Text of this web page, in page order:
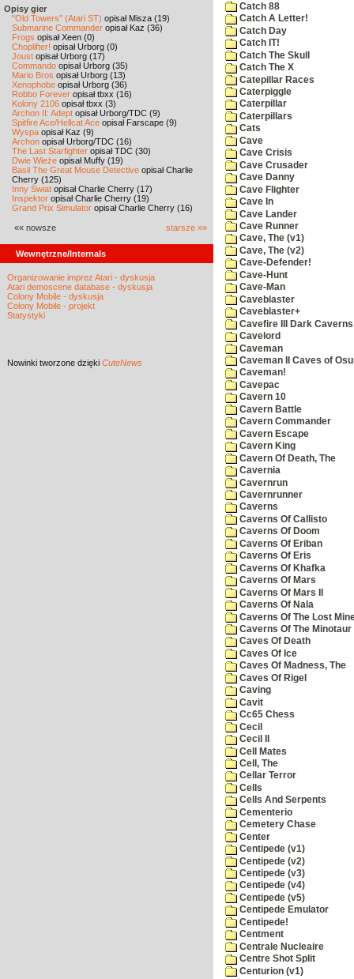
Opisy gier
"Old Towers" (Atari ST) opisał Misza (19)
Submarine Commander opisał Kaz (36)
Frogs opisał Xeen (0)
Choplifter! opisał Urborg (0)
Joust opisał Urborg (17)
Commando opisał Urborg (35)
Mario Bros opisał Urborg (13)
Xenophobe opisał Urborg (36)
Robbo Forever opisał tbxx (16)
Kolony 2106 opisał tbxx (3)
Archon II: Adept opisał Urborg/TDC (9)
Spitfire Ace/Hellcat Ace opisał Farscape (9)
Wyspa opisał Kaz (9)
Archon opisał Urborg/TDC (16)
The Last Starfighter opisał TDC (30)
Dwie Wieże opisał Muffy (19)
Basil The Great Mouse Detective opisał Charlie
Cherry (125)
Inny Świat opisał Charlie Cherry (17)
Inspektor opisał Charlie Cherry (19)
Grand Prix Simulator opisał Charlie Cherry (16)
«« nowsze starsze »»
Wewnętrzne/Internals
Organizowanie imprez Atari - dyskusja
Atari demoscene database - dyskusja
Colony Mobile - dyskusja
Colony Mobile - projekt
Statystyki
Nowinki tworzone dzięki CuteNews
Catch 88
Catch A Letter!
Catch Day
Catch IT!
Catch The Skull
Catch The X
Catepillar Races
Caterpiggle
Caterpillar
Caterpillars
Cats
Cave
Cave Crisis
Cave Crusader
Cave Danny
Cave Flighter
Cave In
Cave Lander
Cave Runner
Cave, The (v1)
Cave, The (v2)
Cave-Defender!
Cave-Hunt
Cave-Man
Caveblaster
Caveblaster+
Cavefire III Dark Caverns
Cavelord
Caveman
Caveman II Caves of
Caveman!
Cavepac
Cavern 10
Cavern Battle
Cavern Commander
Cavern Escape
Cavern King
Cavern Of Death, The
Cavernia
Cavernrun
Cavernrunner
Caverns
Caverns Of Callisto
Caverns Of Doom
Caverns Of Eriban
Caverns Of Eris
Caverns Of Khafka
Caverns Of Mars
Caverns Of Mars II
Caverns Of Nala
Caverns Of The Lost
Caverns Of The Minotaur
Caves Of Death
Caves Of Ice
Caves Of Madness, The
Caves Of Rigel
Caving
Cavit
Cc65 Chess
Cecil
Cecil II
Cell Mates
Cell, The
Cellar Terror
Cells
Cells And Serpents
Cementerio
Cemetery Chase
Center
Centipede (v1)
Centipede (v2)
Centipede (v3)
Centipede (v4)
Centipede (v5)
Centipede Emulator
Centipede!
Centment
Centrale Nucleaire
Centre Shot Split
Centurion (v1)